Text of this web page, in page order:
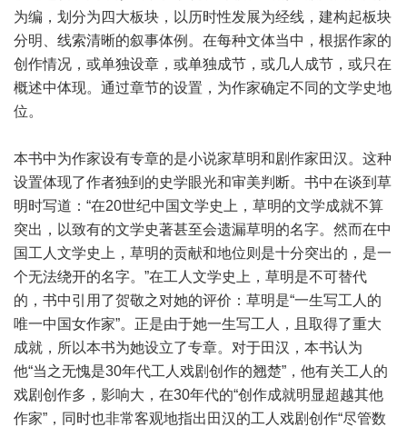
为编，划分为四大板块，以历时性发展为经线，建构起板块
分明、线索清晰的叙事体例。在每种文体当中，根据作家的
创作情况，或单独设章，或单独成节，或几人成节，或只在
概述中体现。通过章节的设置，为作家确定不同的文学史地
位。
本书中为作家设有专章的是小说家草明和剧作家田汉。这种
设置体现了作者独到的史学眼光和审美判断。书中在谈到草
明时写道：“在20世纪中国文学史上，草明的文学成就不算
突出，以致有的文学史著甚至会遗漏草明的名字。然而在中
国工人文学史上，草明的贡献和地位则是十分突出的，是一
个无法绕开的名字。”在工人文学史上，草明是不可替代
的，书中引用了贺敬之对她的评价：草明是“一生写工人的
唯一中国女作家”。正是由于她一生写工人，且取得了重大
成就，所以本书为她设立了专章。对于田汉，本书认为
他“当之无愧是30年代工人戏剧创作的翘楚”，他有关工人的
戏剧创作多，影响大，在30年代的“创作成就明显超越其他
作家”，同时也非常客观地指出田汉的工人戏剧创作“尽管数